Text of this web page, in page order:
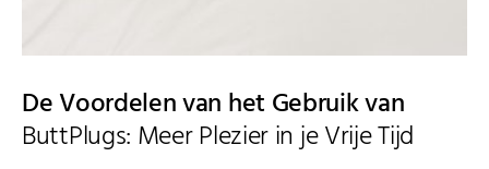
De Voordelen van het Gebruik van
ButtPlugs: Meer Plezier in je Vrije Tijd